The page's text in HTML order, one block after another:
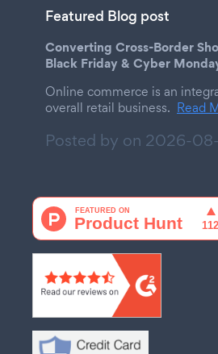
Featured Blog post
Converting Cross-Border
Black Friday & Cyber
Online commerce is an
overall retail business. Read
Posted by on 2026-